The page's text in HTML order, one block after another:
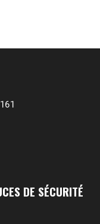
DE SÉCURITÉ